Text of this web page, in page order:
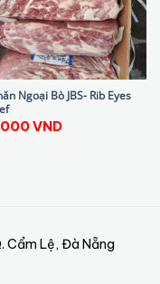
Ngoại Bò JBS- Rib Eyes
VND
Cẩm Lệ, Đà Nẵng